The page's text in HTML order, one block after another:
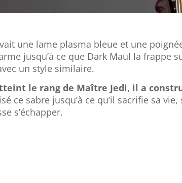
une lame plasma bleue et une
jusqu’à ce que Dark Maul la frappe
un style similaire.
le rang de Maître Jedi, il a
ce sabre jusqu’à ce qu’il sacrifie sa
s’échapper.